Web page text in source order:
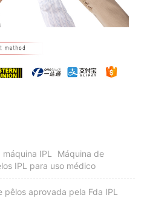
IPL
Máquina de
IPL para uso médico
pêlos aprovada pela Fda IPL